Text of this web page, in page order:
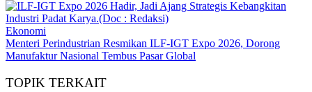
Ekonomi
Menteri Perindustrian Resmikan ILF-IGT Expo 2026, Dorong
Manufaktur Nasional Tembus Pasar Global
TOPIK TERKAIT